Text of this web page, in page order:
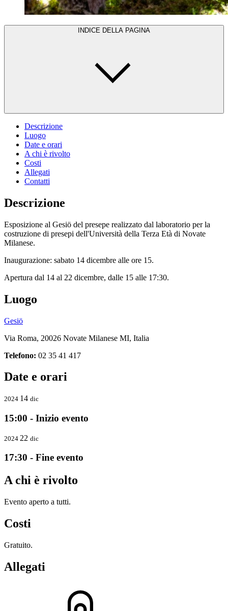
INDICE DELLA PAGINA
Descrizione
Luogo
Date e orari
A chi è rivolto
Costi
Allegati
Contatti
Descrizione
Esposizione al Gesiö del presepe realizzato dal laboratorio per la
costruzione di presepi dell'Università della Terza Età di Novate
Milanese.
Inaugurazione: sabato 14 dicembre alle ore 15.
Apertura dal 14 al 22 dicembre, dalle 15 alle 17:30.
Luogo
Gesiö
Via Roma, 20026 Novate Milanese MI, Italia
Telefono: 02 35 41 417
Date e orari
2024 14 dic
15:00 - Inizio evento
2024 22 dic
17:30 - Fine evento
A chi è rivolto
Evento aperto a tutti.
Costi
Gratuito.
Allegati